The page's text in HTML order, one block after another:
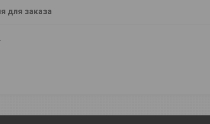
для заказа